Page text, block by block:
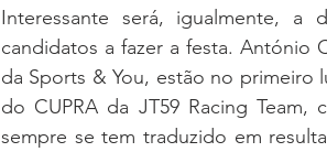
Interessante será, igualmente,
candidatos a fazer a festa. António
da Sports & You, estão no primeiro
do CUPRA da JT59 Racing
sempre se tem traduzido em